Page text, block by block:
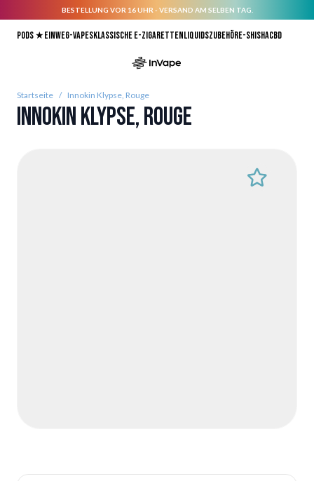
BESTELLUNG VOR 16 UHR - VERSAND AM SELBEN TAG.
Pods ★Einweg-VapesKlassische E-ZigarettenLiquidsZubehörE-ShishaCBD
Startseite / Innokin Klypse, Rouge
Innokin Klypse, Rouge